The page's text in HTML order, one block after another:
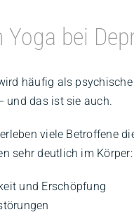
Yoga bei
häufig als
und das ist sie auch.
viele Betroffene
sehr deutlich im Körper:
und Erschöpfung